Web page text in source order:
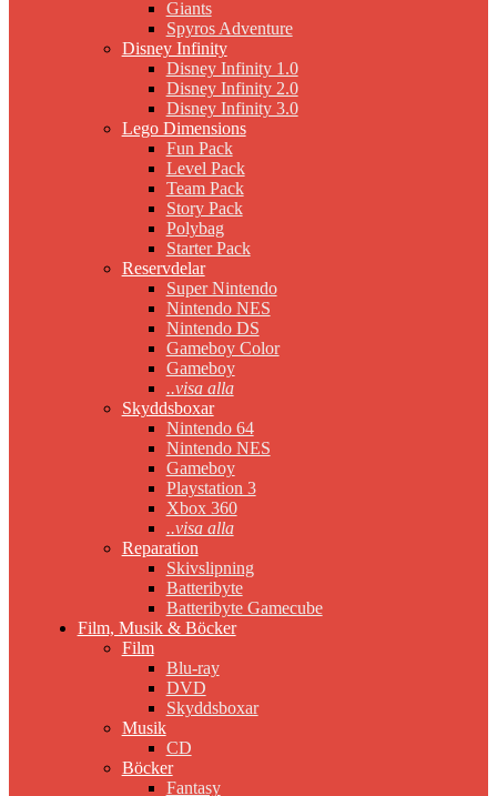
Giants
Spyros Adventure
Disney Infinity
Disney Infinity 1.0
Disney Infinity 2.0
Disney Infinity 3.0
Lego Dimensions
Fun Pack
Level Pack
Team Pack
Story Pack
Polybag
Starter Pack
Reservdelar
Super Nintendo
Nintendo NES
Nintendo DS
Gameboy Color
Gameboy
..visa alla
Skyddsboxar
Nintendo 64
Nintendo NES
Gameboy
Playstation 3
Xbox 360
..visa alla
Reparation
Skivslipning
Batteribyte
Batteribyte Gamecube
Film, Musik & Böcker
Film
Blu-ray
DVD
Skyddsboxar
Musik
CD
Böcker
Fantasy